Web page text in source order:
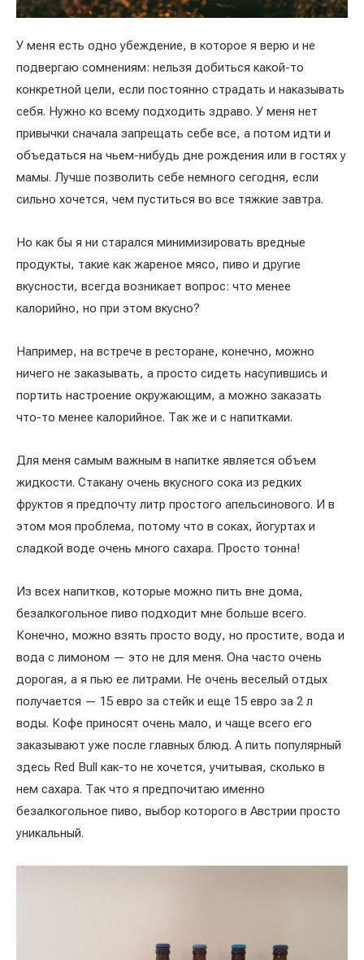
У меня есть одно убеждение, в которое я верю и не
подвергаю сомнениям: нельзя добиться какой-то
конкретной цели, если постоянно страдать и наказывать
себя. Нужно ко всему подходить здраво. У меня нет
привычки сначала запрещать себе все, а потом идти и
объедаться на чьем-нибудь дне рождения или в гостях у
мамы. Лучше позволить себе немного сегодня, если
сильно хочется, чем пуститься во все тяжкие завтра.
Но как бы я ни старался минимизировать вредные
продукты, такие как жареное мясо, пиво и другие
вкусности, всегда возникает вопрос: что менее
калорийно, но при этом вкусно?
Например, на встрече в ресторане, конечно, можно
ничего не заказывать, а просто сидеть насупившись и
портить настроение окружающим, а можно заказать
что-то менее калорийное. Так же и с напитками.
Для меня самым важным в напитке является объем
жидкости. Стакану очень вкусного сока из редких
фруктов я предпочту литр простого апельсинового. И в
этом моя проблема, потому что в соках, йогуртах и
сладкой воде очень много сахара. Просто тонна!
Из всех напитков, которые можно пить вне дома,
безалкогольное пиво подходит мне больше всего.
Конечно, можно взять просто воду, но простите, вода и
вода с лимоном — это не для меня. Она часто очень
дорогая, а я пью ее литрами. Не очень веселый отдых
получается — 15 евро за стейк и еще 15 евро за 2 л
воды. Кофе приносят очень мало, и чаще всего его
заказывают уже после главных блюд. А пить популярный
здесь Red Bull как-то не хочется, учитывая, сколько в
нем сахара. Так что я предпочитаю именно
безалкогольное пиво, выбор которого в Австрии просто
уникальный.